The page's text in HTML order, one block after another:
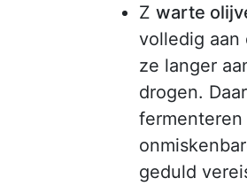
Z warte
volledig aan
ze langer
drogen.
geduld